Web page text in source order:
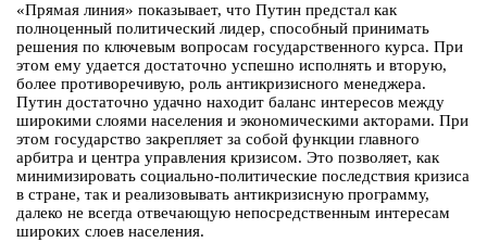
«Прямая линия» показывает, что Путин предстал как
полноценный политический лидер, способный принимать
решения по ключевым вопросам государственного курса. При
этом ему удается достаточно успешно исполнять и вторую,
более противоречивую, роль антикризисного менеджера.
Путин достаточно удачно находит баланс интересов между
широкими слоями населения и экономическими акторами. При
этом государство закрепляет за собой функции главного
арбитра и центра управления кризисом. Это позволяет, как
минимизировать социально-политические последствия кризиса
в стране, так и реализовывать антикризисную программу,
далеко не всегда отвечающую непосредственным интересам
широких слоев населения.